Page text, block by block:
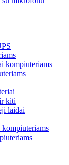
kompiuteriams
kiti
laidai